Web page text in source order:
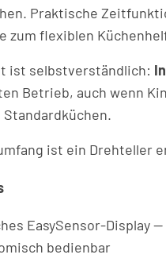
Praktische
zum flexiblen
ist selbstverständlich:
Betrieb, auch wenn
ist ein Drehteller
EasySensor-Display —
bedienbar